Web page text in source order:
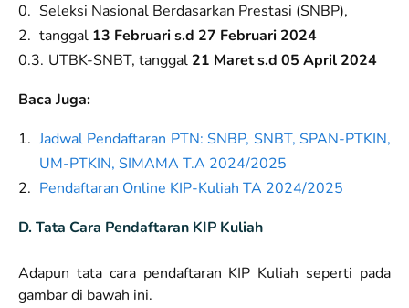
Seleksi Nasional Berdasarkan Prestasi (SNBP),
tanggal 13 Februari s.d 27 Februari 2024
UTBK-SNBT, tanggal 21 Maret s.d 05 April 2024
Baca Juga:
Jadwal Pendaftaran PTN: SNBP, SNBT, SPAN-PTKIN,
UM-PTKIN, SIMAMA T.A 2024/2025
Pendaftaran Online KIP-Kuliah TA 2024/2025
D. Tata Cara Pendaftaran KIP Kuliah
Adapun tata cara pendaftaran KIP Kuliah seperti pada
gambar di bawah ini.